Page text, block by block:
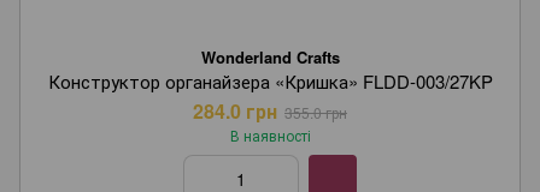
Wonderland Crafts
Конструктор органайзера «Кришка» FLDD-003/27KP
284.0 грн 355.0 грн
В наявності